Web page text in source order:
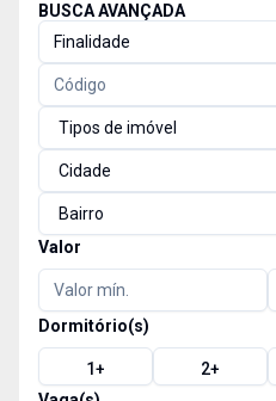
BUSCA AVANÇADA
Finalidade
Tipos de imóvel
Cidade
Bairro
Valor
Dormitório(s)
1+ 2+